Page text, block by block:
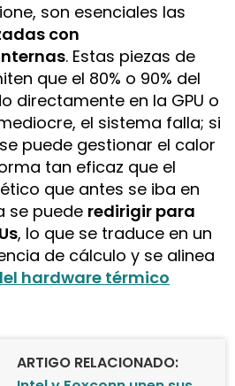
son esenciales las
con
. Estas piezas de
que el 80% o 90% del
directamente en la GPU o
el sistema falla; si
puede gestionar el calor
tan eficaz que el
que antes se iba en
se puede redirigir para
, lo que se traduce en un
de cálculo y se alinea
hardware térmico
ARTIGO RELACIONADO: